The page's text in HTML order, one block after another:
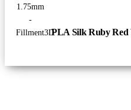
PLA Silk Ruby